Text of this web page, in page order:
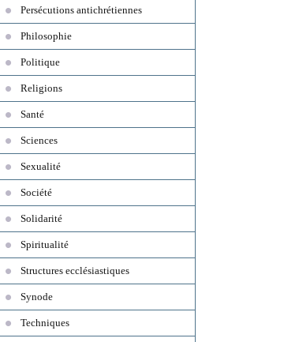
Persécutions antichrétiennes
Philosophie
Politique
Religions
Santé
Sciences
Sexualité
Société
Solidarité
Spiritualité
Structures ecclésiastiques
Synode
Techniques